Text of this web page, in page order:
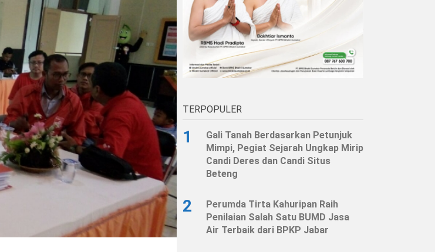
TERPOPULER
1
Gali Tanah Berdasarkan Petunjuk
Mimpi, Pegiat Sejarah Ungkap Mirip
Candi Deres dan Candi Situs
Beteng
2
Perumda Tirta Kahuripan Raih
Penilaian Salah Satu BUMD Jasa
Air Terbaik dari BPKP Jabar